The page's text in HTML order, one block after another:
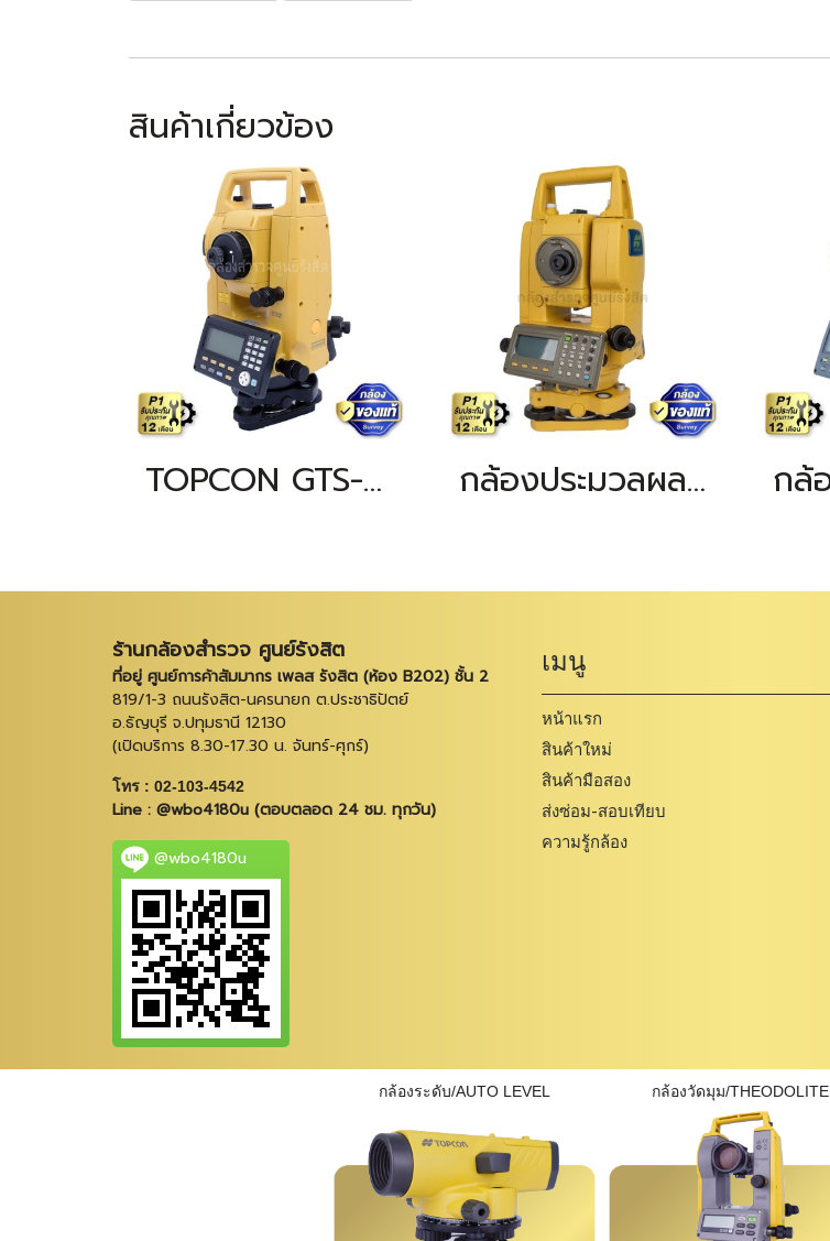
สินค้าเกี่ยวข้อง
TOPCON GTS-1002 กล้องประมวลผลรวม TOPCON GTS-335N
ร้านกล้องสำรวจ ศูนย์รังสิต
ที่อยู่ ศูนย์การค้าสัมมากร เพลส รังสิต (ห้อง B202) ชั้น 2
819/1-3 ถนนรังสิต-นครนายก ต.ประชาธิปัตย์
อ.ธัญบุรี จ.ปทุมธานี 12130
(เปิดบริการ 8.30-17.30 น. จันทร์-ศุกร์)
โทร : 02-103-4542
Line : @wbo4180u (ตอบตลอด 24 ชม. ทุกวัน)
@wbo4180u
เมนู
หน้าแรก
สินค้าใหม่
สินค้ามือสอง
ส่งซ่อม-สอบเทียบ
ความรู้กล้อง
กล้องระดับ/AUTO LEVEL กล้องวัดมุม/THEODOLITE